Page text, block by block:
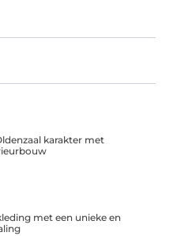
karakter met
met een unieke en